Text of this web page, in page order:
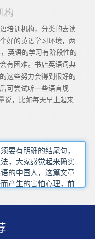
构
培训机构，分类的去读
好的英语学习环境，两
英语的学习有阶段性的
有困难。书店英语词典
这些努力会得到很好的
可尝试听一些语言规
说，比如每天早上起来
要有明确的结尾句，
，大家感觉起来确实
的中国人，这篇文章
产生的害怕心理，前
是集中注意力重复，
抓字音及从上下文猜字